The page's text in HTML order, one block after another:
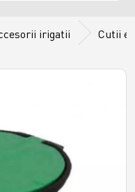
irigatii Cutii